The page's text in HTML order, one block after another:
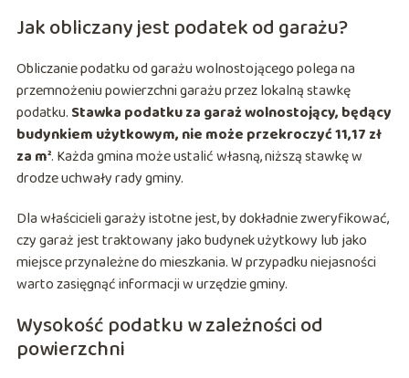
Jak obliczany jest podatek od garażu?
Obliczanie podatku od garażu wolnostojącego polega na
przemnożeniu powierzchni garażu przez lokalną stawkę
podatku. Stawka podatku za garaż wolnostojący, będący
budynkiem użytkowym, nie może przekroczyć 11,17 zł
za m². Każda gmina może ustalić własną, niższą stawkę w
drodze uchwały rady gminy.
Dla właścicieli garaży istotne jest, by dokładnie zweryfikować,
czy garaż jest traktowany jako budynek użytkowy lub jako
miejsce przynależne do mieszkania. W przypadku niejasności
warto zasięgnąć informacji w urzędzie gminy.
Wysokość podatku w zależności od
powierzchni